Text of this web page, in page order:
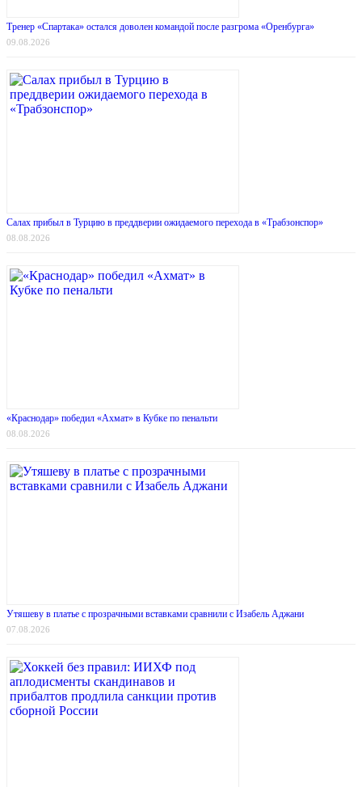
Тренер «Спартака» остался доволен командой после разгрома «Оренбурга»
09.08.2026
Салах прибыл в Турцию в преддверии ожидаемого перехода в «Трабзонспор»
08.08.2026
«Краснодар» победил «Ахмат» в Кубке по пенальти
08.08.2026
Утяшеву в платье с прозрачными вставками сравнили с Изабель Аджани
07.08.2026